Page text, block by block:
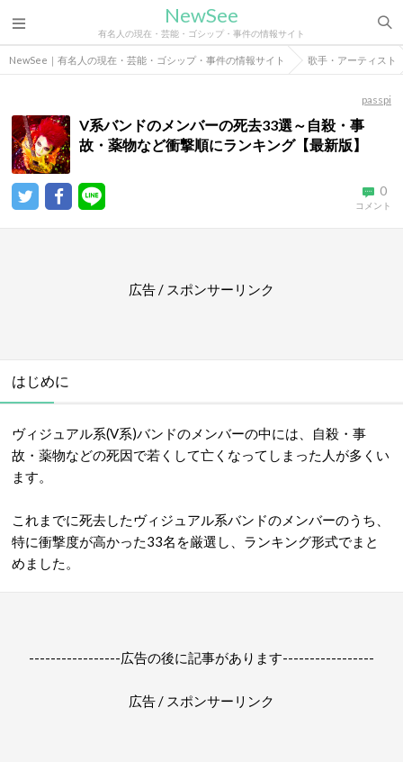
NewSee
有名人の現在・芸能・ゴシップ・事件の情報サイト
NewSee｜有名人の現在・芸能・ゴシップ・事件の情報サイト 歌手・アーティスト
passpi
V系バンドのメンバーの死去33選～自殺・事
故・薬物など衝撃順にランキング【最新版】
0
コメント
広告 / スポンサーリンク
はじめに
ヴィジュアル系(V系)バンドのメンバーの中には、自殺・事
故・薬物などの死因で若くして亡くなってしまった人が多くい
ます。
これまでに死去したヴィジュアル系バンドのメンバーのうち、
特に衝撃度が高かった33名を厳選し、ランキング形式でまと
めました。
-----------------広告の後に記事があります-----------------
広告 / スポンサーリンク